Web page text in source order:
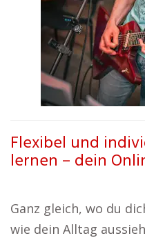
Flexibel und
lernen – dein
Ganz gleich, wo du
wie dein Alltag